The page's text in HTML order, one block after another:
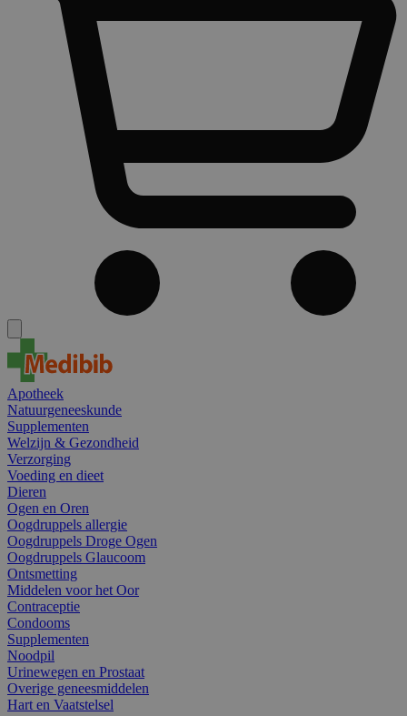
Apotheek
Natuurgeneeskunde
Supplementen
Welzijn & Gezondheid
Verzorging
Voeding en dieet
Dieren
Ogen en Oren
Oogdruppels allergie
Oogdruppels Droge Ogen
Oogdruppels Glaucoom
Ontsmetting
Middelen voor het Oor
Contraceptie
Condooms
Supplementen
Noodpil
Urinewegen en Prostaat
Overige geneesmiddelen
Hart en Vaatstelsel